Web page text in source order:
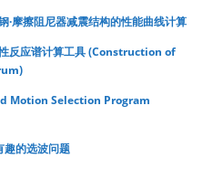
摩擦阻尼器减震结构的性能曲线计算
反应谱计算工具 (Construction of
Motion Selection Program
趣的选波问题